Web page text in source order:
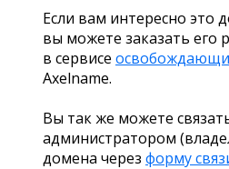
Если вам интересно это
вы можете заказать его
в сервисе
Axelname.
Вы так же можете
администратором
домена через форму